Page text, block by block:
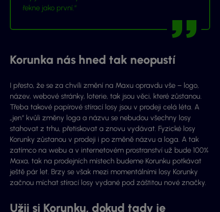
řekne jako první.“
Korunka nás hned tak neopustí
I přesto, že se za chvíli změní na Maxu opravdu vše – logo,
název, webové stránky, loterie, tak jsou věci, které zůstanou.
Třeba takové papírové stírací losy jsou v prodeji celá léta. A
„jen“ kvůli změny loga a názvu se nebudou všechny losy
stahovat z trhu, přetiskovat a znovu vydávat. Fyzické losy
Korunky zůstanou v prodeji i po změně názvu a loga. A tak
zatímco na webu a v internetovém prostranství už bude 100%
Maxa, tak na prodejních místech budeme Korunku potkávat
ještě pár let. Brzy se však mezi momentálními losy Korunky
začnou míchat stírací losy vydané pod záštitou nové značky.
Užij si Korunku, dokud tady je